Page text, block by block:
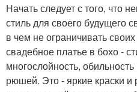
Начать следует с того, что
стиль для своего будущего
в чем не ограничивать
свадебное платье в бохо -
многослойность,
рюшей. Это - яркие краски